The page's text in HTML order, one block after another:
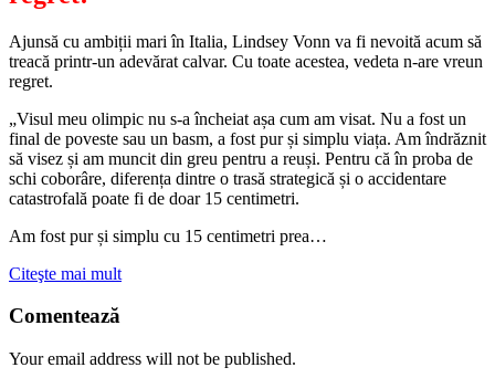
Ajunsă cu ambiții mari în Italia, Lindsey Vonn va fi nevoită acum să
treacă printr-un adevărat calvar. Cu toate acestea, vedeta n-are vreun
regret.
„Visul meu olimpic nu s-a încheiat așa cum am visat. Nu a fost un
final de poveste sau un basm, a fost pur și simplu viața. Am îndrăznit
să visez și am muncit din greu pentru a reuși. Pentru că în proba de
schi coborâre, diferența dintre o trasă strategică și o accidentare
catastrofală poate fi de doar 15 centimetri.
Am fost pur și simplu cu 15 centimetri prea…
Citeşte mai mult
Comentează
Your email address will not be published.